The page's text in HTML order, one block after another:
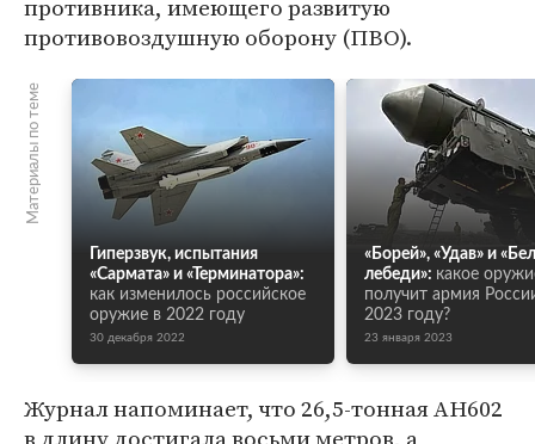
противника, имеющего развитую
противовоздушную оборону (ПВО).
Материалы по теме
Гиперзвук, испытания
«Сармата» и «Терминатора»:
как изменилось российское
оружие в 2022 году
30 декабря 2022
«Борей», «Удав» и
лебеди»: какое
получит армия
2023 году?
23 января 2023
Журнал напоминает, что 26,5-тонная АН602